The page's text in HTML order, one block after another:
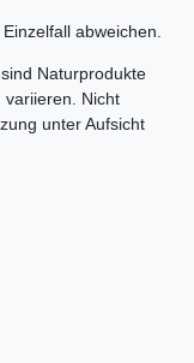
abweichen.
Naturprodukte
Nicht
unter Aufsicht